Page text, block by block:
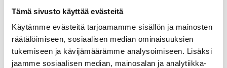
Tämä sivusto käyttää evästeitä
Käytämme evästeitä tarjoamamme sisällön ja mainosten
räätälöimiseen, sosiaalisen median ominaisuuksien
tukemiseen ja kävijämäärämme analysoimiseen. Lisäksi
jaamme sosiaalisen median, mainosalan ja analytiikka-
Evästeasetukset
estävät sisällön
näyttämisen